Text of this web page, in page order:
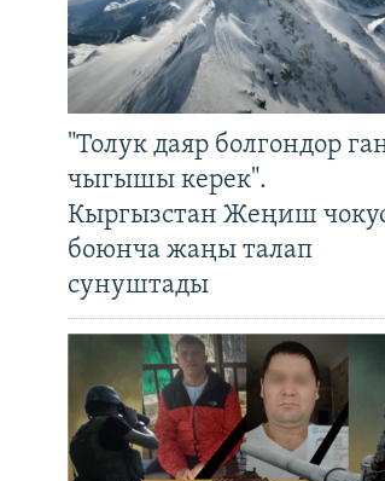
"Толук даяр болгондор
чыгышы керек".
Кыргызстан Жеңиш
боюнча жаңы талап
сунуштады